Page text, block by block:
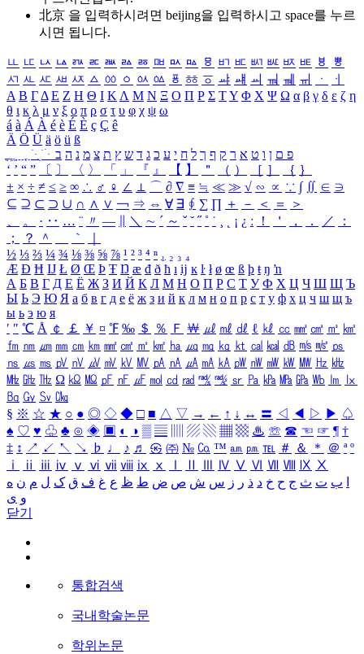
北京 을 입력하시려면 beijing을 입력하시고 space를 누르
시면 됩니다.
ㅥ ㅦ ㅧ ㅨ ㅩ ㅪ ㅫ ㅬ ㅭ ㅮ ㅯ ㅰ ㅱ ㅲ ㅳ ㅴ ㅵ ㅶ ㅷ ㅸ
ㅹ
ㅺ ㅻ ㅼ ㅽ ㅾ ㅿ ㆀ ㆁ ㆂ ㆃ ㆄ ㆅ ㆆ ㆇ ㆈ ㆉ ㆊ ㆋ ㆌ ㆍ
ㆎ
Α Β ΓΔ Ε Ζ Η Θ Ι ΚΛ Μ Ν Ξ Ο Π Ρ Σ ΤΥ Φ Χ Ψ Ω α β γ δ ε ζ η
θ ι κ λ μ ν ξ ο π ρ σ τ υ φ χ ψ ω
á à Á À é è É È ç Ç ê
Ä Ö Ü ä ö ü ß
ִֶֹ ֻּ ׁׂ פ ם ן ו ט א ר ק ף ך ל ח י ע כ ג ד ש ץ ת צ מ נ ה ב
‘ ’ “ ” 〔 〕 〈 〉 「 」 『 』 【 】 ＂ （ ） ［ ］ ｛ ｝
± × ÷ ≠ ≤ ≥ ∞ ∴ ♂ ♀ ∠ ⊥ ⌒ ∂ ∇ ≡ ≒ ≪ ≫ √ ∽ ∝ ∵ ∫ ∬ ∈ ∋
⊆ ⊇ ⊂ ⊃ ∪ ∩ ∧ ∨ ￢ ⇒ ⇔ ∀ ∃ ∮ ∑ ∏ ＋ － ＜ ＝
＞
、
。 · ‥ … ¨ 〃 ― ＼ ∼ ´ ～ ˇ ˘ ˝ ˚ ˙ ¸ ¡ ¿ ː ！ ＇ ， ． ／
：
；
？ ＾ ｀
½ ⅓ ⅔ ¼ ¾ ⅛ ⅜ ⅝ ⅞ ¹ ² ³ ⁴ ⁿ ₁ ₂ ₃ ₄
Æ Ð Ħ Ĳ Ł Ø Œ Þ Ŧ Ŋ æ đ ð ħ ı ĳ ĸ ŀ ł ø œ ß þ ŧ ŋ ŉ
А Б В Г Д Е Ё Ж З И Й К Л М Н О П Р С Т У Ф Х Ц Ч Ш Щ Ъ
Ы Ь Э Ю Я а б в г д е ё ж з и й к л м н о п р с т у ф х ц ч ш щ ъ
ы ь э ю я
′ ″ ℃ Å ￠ ￡ ￥ ¤ ℉ ‰ ＄ ％ Ｆ ￦ ㎕ ㎖ ㎗ ℓ ㎘ ㏄ ㎣ ㎤ ㎥ ㎦
㎙ ㎚ ㎛ ㎜ ㎝ ㎞ ㎟ ㎠ ㎡ ㎢ ㏊ ㎍ ㎎ ㎏ ㏏ ㎈ ㎉ ㏈ ㎧ ㎨ ㎰
㎱ ㎲ ㎳ ㎴ ㎵ ㎶ ㎷ ㎸ ㎹ ㎀ ㎁ ㎂ ㎃ ㎄ ㎺ ㎻ ㎽ ㎾ ㎿ ㎐ ㎑
㎒ ㎓ ㎔ Ω ㏀ ㏁ ㎊ ㎋ ㎌ ㏖ ㏅ ㎭ ㎮ ㎯ ㏛ ㎩ ㎪ ㎫ ㎬ ㏝ ㏐
㏓
㏃ ㏉ ㏜ ㏆
§ ※ ☆ ★ ○ ● ◎ ◇ ◆ □ ■ △ ▽ → ← ↑ ↓ ↔ 〓 ◁ ◀ ▷ ▶ ♤
♠ ♡ ♥ ♧ ♣ ⊙ ◈ ▣ ◐ ◑ ▒ ▤ ▨ ▧ ▦ ▩ ♨ ☏ ☎ ☜ ☞ ¶ †
‡ ↕ ↗ ↙ ↖ ↘ ♭ ♩ ♪ ♬ ㉿ ㈜ № ㏇ ™ ㏂ ㏘ ℡ ＃ ＆ ＊ ＠ ª º
ⅰ
ⅱ ⅲ ⅳ ⅴ ⅵ ⅶ ⅷ ⅸ ⅹ Ⅳ Ⅴ Ⅵ Ⅶ Ⅷ Ⅸ Ⅹ
ب ت ث ج ح خ د ذ ر ز س ش ص ض ط ظ ع غ ف ق ک ل م ن ه
و ی
닫기
통합검색
국내학술논문
학위논문